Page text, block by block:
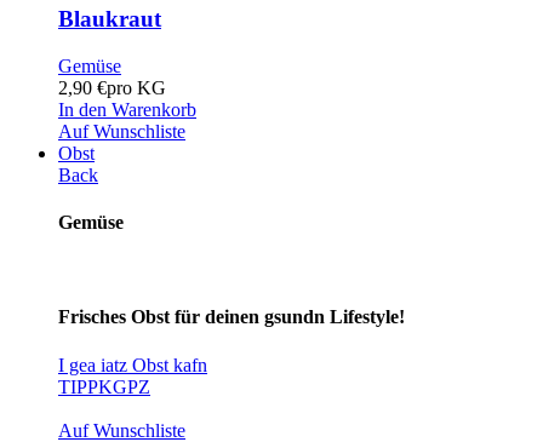
Blaukraut
Gemüse
2,90 €pro KG
In den Warenkorb
Auf Wunschliste
Obst
Back
Gemüse
Frisches Obst für deinen gsundn Lifestyle!
I gea iatz Obst kafn
TIPPKGPZ
Auf Wunschliste